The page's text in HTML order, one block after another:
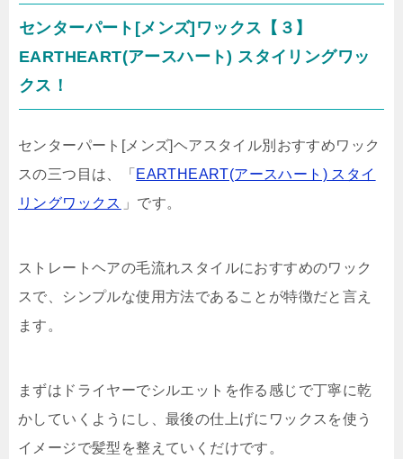
センターパート[メンズ]ワックス【３】
EARTHEART(アースハート) スタイリングワッ
クス！
センターパート[メンズ]ヘアスタイル別おすすめワック
スの三つ目は、「 EARTHEART(アースハート) スタイ
リングワックス 」です。
ストレートヘアの毛流れスタイルにおすすめのワック
スで、シンプルな使用方法であることが特徴だと言え
ます。
まずはドライヤーでシルエットを作る感じで丁寧に乾
かしていくようにし、最後の仕上げにワックスを使う
イメージで髪型を整えていくだけです。